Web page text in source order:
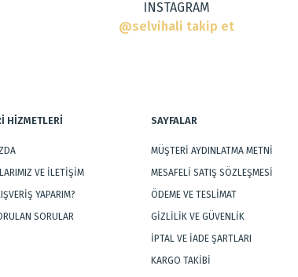
Gönder
INSTAGRAM
@selvihali takip et
HİZMETLERİ
VE İLETİŞİM
YAPARIM?
SORULAR
SAYFALAR
MÜŞTERİ AYDINLATMA METNİ
MESAFELİ SATIŞ SÖZLEŞMESİ
ÖDEME VE TESLİMAT
GİZLİLİK VE GÜVENLİK
İPTAL VE İADE ŞARTLARI
KARGO TAKİBİ